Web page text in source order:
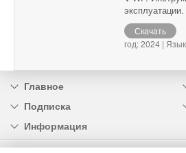
эксплуатации.
Скачать
год: 2024 |
Главное
Подписка
Информация